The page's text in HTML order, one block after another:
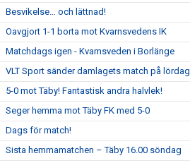
Besvikelse… och lättnad!
Oavgjort 1-1 borta mot Kvarnsvedens IK
Matchdags igen - Kvarnsveden i Borlänge
VLT Sport sänder damlagets match på lördag
5-0 mot Täby! Fantastisk andra halvlek!
Seger hemma mot Täby FK med 5-0
Dags för match!
Sista hemmamatchen – Täby 16.00 söndag